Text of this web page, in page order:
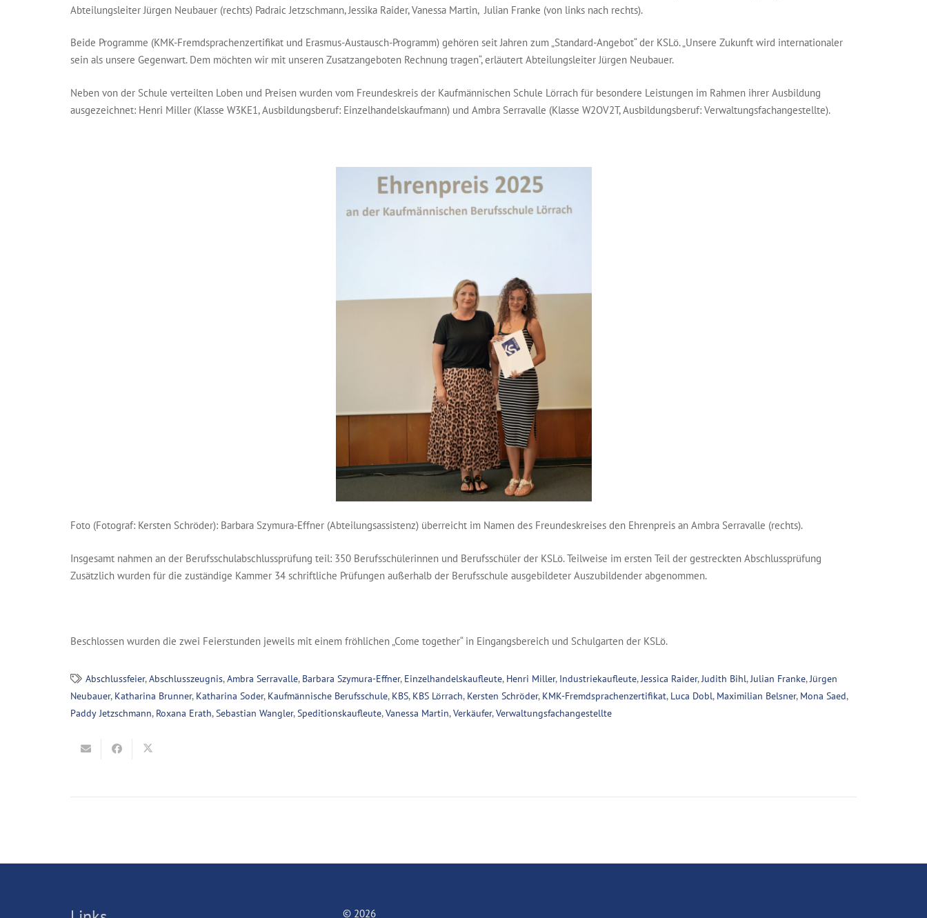
Abteilungsleiter Jürgen Neubauer (rechts) Padraic Jetzschmann, Jessika Raider, Vanessa Martin, Julian Franke (von links nach rechts).
Beide Programme (KMK-Fremdsprachenzertifikat und Erasmus-Austausch-Programm) gehören seit Jahren zum „Standard-Angebot“ der KSLö. „Unsere Zukunft wird internationaler
sein als unsere Gegenwart. Dem möchten wir mit unseren Zusatzangeboten Rechnung tragen“, erläutert Abteilungsleiter Jürgen Neubauer.
Neben von der Schule verteilten Loben und Preisen wurden vom Freundeskreis der Kaufmännischen Schule Lörrach für besondere Leistungen im Rahmen ihrer Ausbildung
ausgezeichnet: Henri Miller (Klasse W3KE1, Ausbildungsberuf: Einzelhandelskaufmann) und Ambra Serravalle (Klasse W2OV2T, Ausbildungsberuf: Verwaltungsfachangestellte).
Foto (Fotograf: Kersten Schröder): Barbara Szymura-Effner (Abteilungsassistenz) überreicht im Namen des Freundeskreises den Ehrenpreis an Ambra Serravalle (rechts).
Insgesamt nahmen an der Berufsschulabschlussprüfung teil: 350 Berufsschülerinnen und Berufsschüler der KSLö. Teilweise im ersten Teil der gestreckten Abschlussprüfung
Zusätzlich wurden für die zuständige Kammer 34 schriftliche Prüfungen außerhalb der Berufsschule ausgebildeter Auszubildender abgenommen.
Beschlossen wurden die zwei Feierstunden jeweils mit einem fröhlichen „Come together“ in Eingangsbereich und Schulgarten der KSLö.
Abschlussfeier,Abschlusszeugnis,Ambra Serravalle, Barbara Szymura-Effner, Einzelhandelskaufleute, Henri Miller, Industriekaufleute,Jessica Raider,Judith Bihl,Julian Franke,Jürgen
Neubauer, Katharina Brunner, Katharina Soder, Kaufmännische Berufsschule, KBS, KBS Lörrach, Kersten Schröder, KMK-Fremdsprachenzertifikat, Luca Dobl, Maximilian Belsner, Mona Saed,
Paddy Jetzschmann, Roxana Erath,Sebastian Wangler,Speditionskaufleute,Vanessa Martin,Verkäufer,Verwaltungsfachangestellte
© 2026